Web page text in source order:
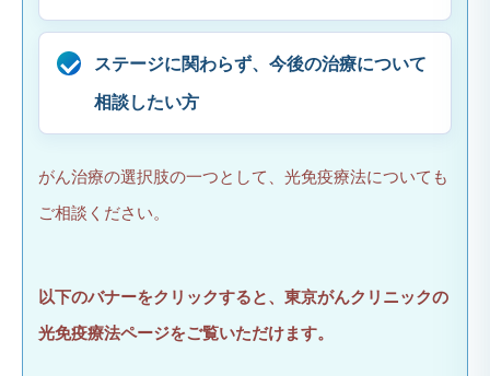
ステージに関わらず、今後の治療について
相談したい方
がん治療の選択肢の一つとして、光免疫療法についても
ご相談ください。
以下のバナーをクリックすると、東京がんクリニックの
光免疫療法ページをご覧いただけます。